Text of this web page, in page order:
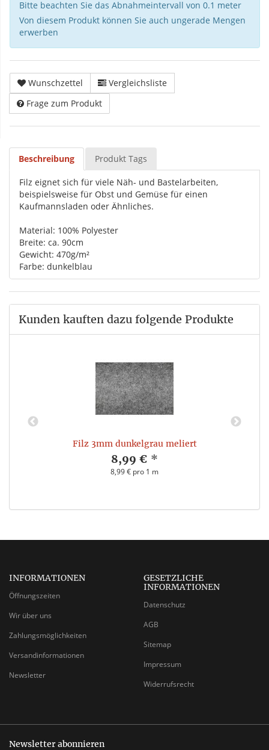
Bitte beachten Sie das Abnahmeintervall von 0.1 meter
Von diesem Produkt können Sie auch ungerade Mengen
erwerben
Wunschzettel
Vergleichsliste
Frage zum Produkt
Beschreibung Produkt Tags
Filz eignet sich für viele Näh- und Bastelarbeiten,
beispielsweise für Obst und Gemüse für einen
Kaufmannsladen oder Ähnliches.
Material: 100% Polyester
Breite: ca. 90cm
Gewicht: 470g/m²
Farbe: dunkelblau
Kunden kauften dazu folgende Produkte
Filz 3mm dunkelgrau meliert
8,99 € *
8,99 € pro 1 m
INFORMATIONEN
Öffnungszeiten
Wir über uns
Zahlungsmöglichkeiten
Versandinformationen
Newsletter
GESETZLICHE
INFORMATIONEN
Datenschutz
AGB
Sitemap
Impressum
Widerrufsrecht
Newsletter abonnieren